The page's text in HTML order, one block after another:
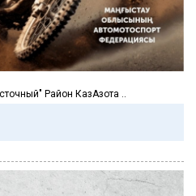
Район КазАзота ..